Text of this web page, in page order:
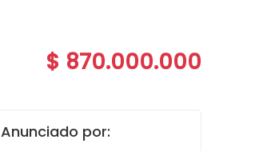
$ 870.000.000
Anunciado por: